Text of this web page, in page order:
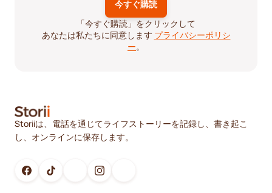
「今すぐ購読」をクリックして
あなたは私たちに同意します プライバシーポリシ
ー。
Storiiは、電話を通じてライフストーリーを記録し、書き起こ
し、オンラインに保存します。